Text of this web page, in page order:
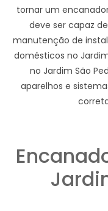
tornar um
deve ser capaz
manutenção de
domésticos no
no Jardim São
aparelhos e